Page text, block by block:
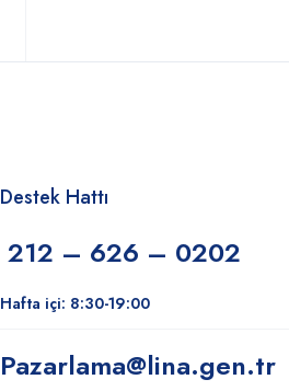
Destek Hattı
212 – 626 – 0202
Hafta içi: 8:30-19:00
Pazarlama@lina.gen.tr